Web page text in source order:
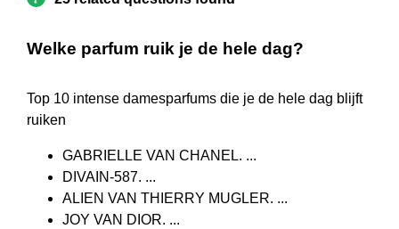
Welke parfum ruik je de hele dag?
Top 10 intense damesparfums die je de hele dag blijft
ruiken
GABRIELLE VAN CHANEL. ...
DIVAIN-587. ...
ALIEN VAN THIERRY MUGLER. ...
JOY VAN DIOR. ...